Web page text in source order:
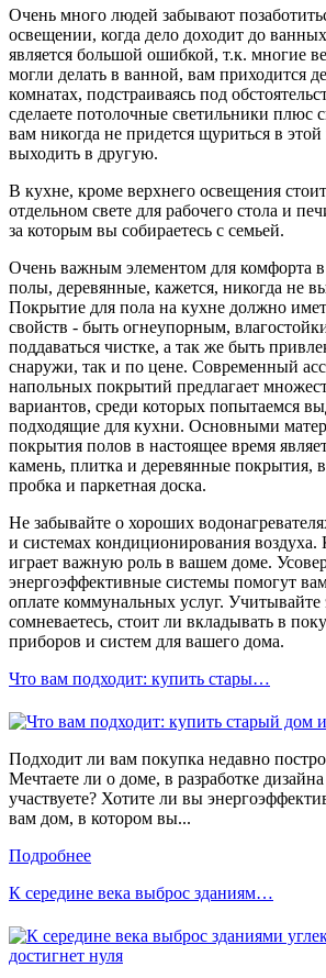
Очень много людей забывают
освещении, когда дело доходит до
является большой ошибкой, т.к. многие
могли делать в ванной, вам приходится
комнатах, подстраиваясь под
сделаете потолочные светильники плюс
вам никогда не придется щуриться в
выходить в другую.
В кухне, кроме верхнего освещения
отдельном свете для рабочего стола и
за которым вы собираетесь с семьей.
Очень важным элементом для комфорта
полы, деревянные, кажется, никогда не
Покрытие для пола на кухне должно
свойств - быть огнеупорным,
поддаваться чистке, а так же быть
снаружи, так и по цене. Современный
напольных покрытий предлагает
вариантов, среди которых попытаемся
подходящие для кухни. Основными
покрытия полов в настоящее время
камень, плитка и деревянные покрытия, в
пробка и паркетная доска.
Не забывайте о хороших
и системах кондиционирования
играет важную роль в вашем доме.
энергоэффективные системы помогут
оплате коммунальных услуг. Учитывайте
сомневаетесь, стоит ли вкладывать в
приборов и систем для вашего дома.
Что вам подходит: купить стары…
Подходит ли вам покупка недавно
Мечтаете ли о доме, в разработке
участвуете? Хотите ли вы
вам дом, в котором вы...
Подробнее
К середине века выброс зданиям…